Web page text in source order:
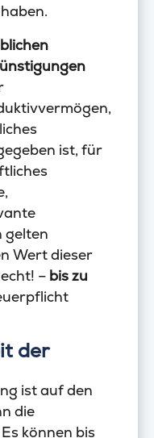
ist, für
gelten
Wert dieser
– bis zu
der
ist auf den
die
können bis